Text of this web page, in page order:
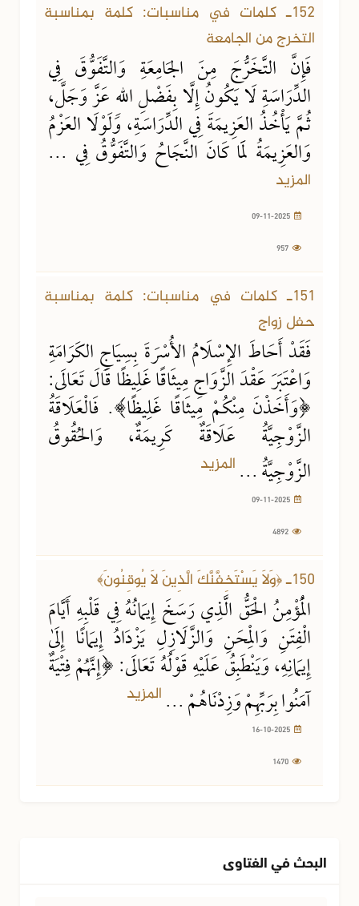
152ـ كلمات في مناسبات: كلمة بمناسبة
التخرج من الجامعة
فَإِنَّ التَّخَرُّجَ مِنَ الجَامِعَةِ وَالتَّفَوُّقَ فِي
الدِّرَاسَةِ لَا يَكُونُ إِلَّا بِفَضْلِ اللهِ عَزَّ وَجَلَّ،
ثُمَّ يَأْخُذُ العَزِيمَةَ فِي الدِّرَاسَةِ، وَلَوْلَا العَزْمُ
وَالعَزِيمَةُ لَمَا كَانَ النَّجَاحُ وَالتَّفَوُّقُ فِي ...
المزيد
151ـ كلمات في مناسبات: كلمة بمناسبة
حفل زواج
فَقَدْ أَحَاطَ الإِسْلَامُ الأُسْرَةَ بِسِيَاجِ الكَرَامَةِ
وَاعْتَبَرَ عَقْدَ الزَّوَاجِ مِيثَاقًا غَلِيظًا قَالَ تَعَالَى:
﴿وَأَخَذْنَ مِنْكُمْ مِيثَاقًا غَلِيظًا﴾. فَالْعَلَاقَةُ
الزَّوْجِيَّةُ عَلَاقَةٌ كَرِيمَةٌ، وَالحُقُوقُ
الزَّوْجِيَّةُ ... المزيد
150ـ ﴿وَلَا يَسْتَخِفَّنَّكَ الَّذِينَ لَا يُوقِنُونَ﴾
الْمُؤْمِنُ الْحَقُّ الَّذِي رَسَخَ إِيمَانُهُ فِي قَلْبِهِ أَيَّامَ
الْفِتَنِ وَالْمِحَنِ وَالزَّلَازِلِ يَزْدَادُ إِيمَانًا إِلَىٰ
إِيمَانِهِ، وَيَنْطَبِقُ عَلَيْهِ قَوْلُهُ تَعَالَى: ﴿إِنَّهُمْ فِتْيَةٌ
آمَنُوا بِرَبِّهِمْ وَزِدْنَاهُمْ ... المزيد
البحث في الفتاوى